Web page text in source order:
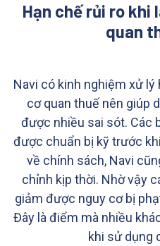
Hạn chế rủi ro khi
quan
Navi có kinh nghiệm xử lý
cơ quan thuế nên giúp
được nhiều sai sót. Các
được chuẩn bị kỹ trước
về chính sách, Navi
chỉnh kịp thời. Nhờ vậy
giảm được nguy cơ bị
Đây là điểm mà nhiều
khi sử dụng